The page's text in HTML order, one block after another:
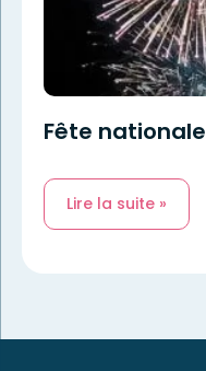
Fête
Lire la suite »